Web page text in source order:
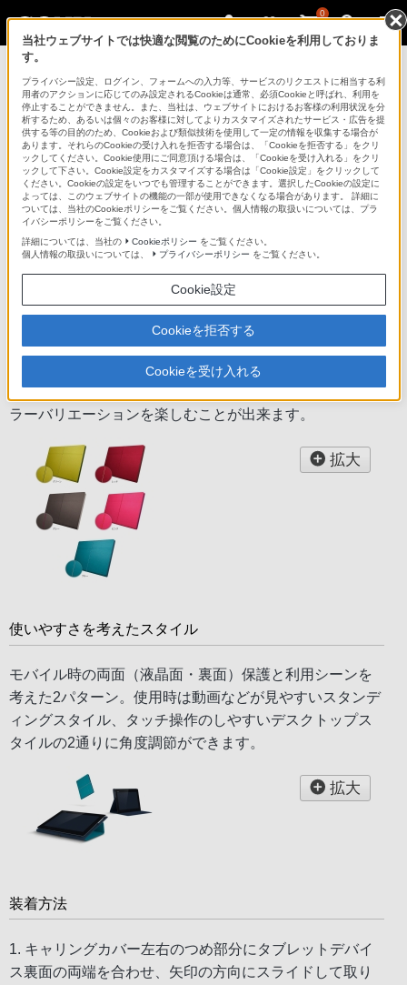
0
SGPCV4
キャリングカバー SGPCV4
商品の特長
5色のカジュアルなファブリック製キャリングカバー
カジュアルなシーンにご利用いただけるピンク・ブル
ー・レッド・グリーン・グレーの5色を用意しました。2
色のストラップが同梱されているので好みによって、カ
ラーバリエーションを楽しむことが出来ます。
拡大
使いやすさを考えたスタイル
モバイル時の両面（液晶面・裏面）保護と利用シーンを
考えた2パターン。使用時は動画などが見やすいスタンデ
ィングスタイル、タッチ操作のしやすいデスクトップス
タイルの2通りに角度調節ができます。
拡大
装着方法
1. キャリングカバー左右のつめ部分にタブレットデバイ
ス裏面の両端を合わせ、矢印の方向にスライドして取り
当社ウェブサイトでは快適な閲覧のためにCookieを利用しておりま
す。
プライバシー設定、ログイン、フォームへの入力等、サービスのリクエストに相当する利
用者のアクションに応じてのみ設定されるCookieは通常、必須Cookieと呼ばれ、利用を
停止することができません。また、当社は、ウェブサイトにおけるお客様の利用状況を分
析するため、あるいは個々のお客様に対してよりカスタマイズされたサービス・広告を提
供する等の目的のため、Cookieおよび類似技術を使用して一定の情報を収集する場合が
あります。それらのCookieの受け入れを拒否する場合は、「Cookieを拒否する」をクリ
ックしてください。Cookie使用にご同意頂ける場合は、「Cookieを受け入れる」をクリ
ックして下さい。Cookie設定をカスタマイズする場合は「Cookie設定」をクリックして
ください。Cookieの設定をいつでも管理することができます。選択したCookieの設定に
よっては、このウェブサイトの機能の一部が使用できなくなる場合があります。 詳細に
ついては、当社のCookieポリシーをご覧ください。個人情報の取扱いについては、プラ
イバシーポリシーをご覧ください。
詳細については、当社の
Cookieポリシー をご覧ください。
個人情報の取扱いについては、
プライバシーポリシー をご覧ください。
Cookie設定
Cookieを拒否する
Cookieを受け入れる